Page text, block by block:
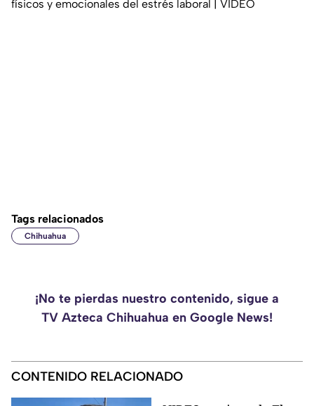
físicos y emocionales del estrés laboral | VIDEO
Tags relacionados
Chihuahua
¡No te pierdas nuestro contenido, sigue a
TV Azteca Chihuahua en Google News!
CONTENIDO RELACIONADO